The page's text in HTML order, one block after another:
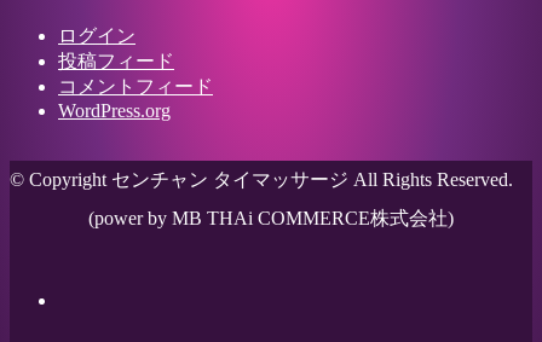
ログイン
投稿フィード
コメントフィード
WordPress.org
© Copyright センチャン タイマッサージ All Rights Reserved.
(power by MB THAi COMMERCE株式会社)